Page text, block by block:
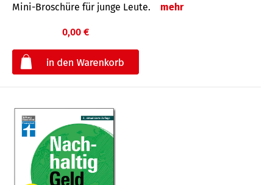
Mini-Broschüre für junge Leute.
mehr
0,00 €